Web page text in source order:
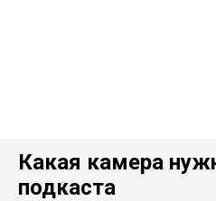
Какая камера
подкаста